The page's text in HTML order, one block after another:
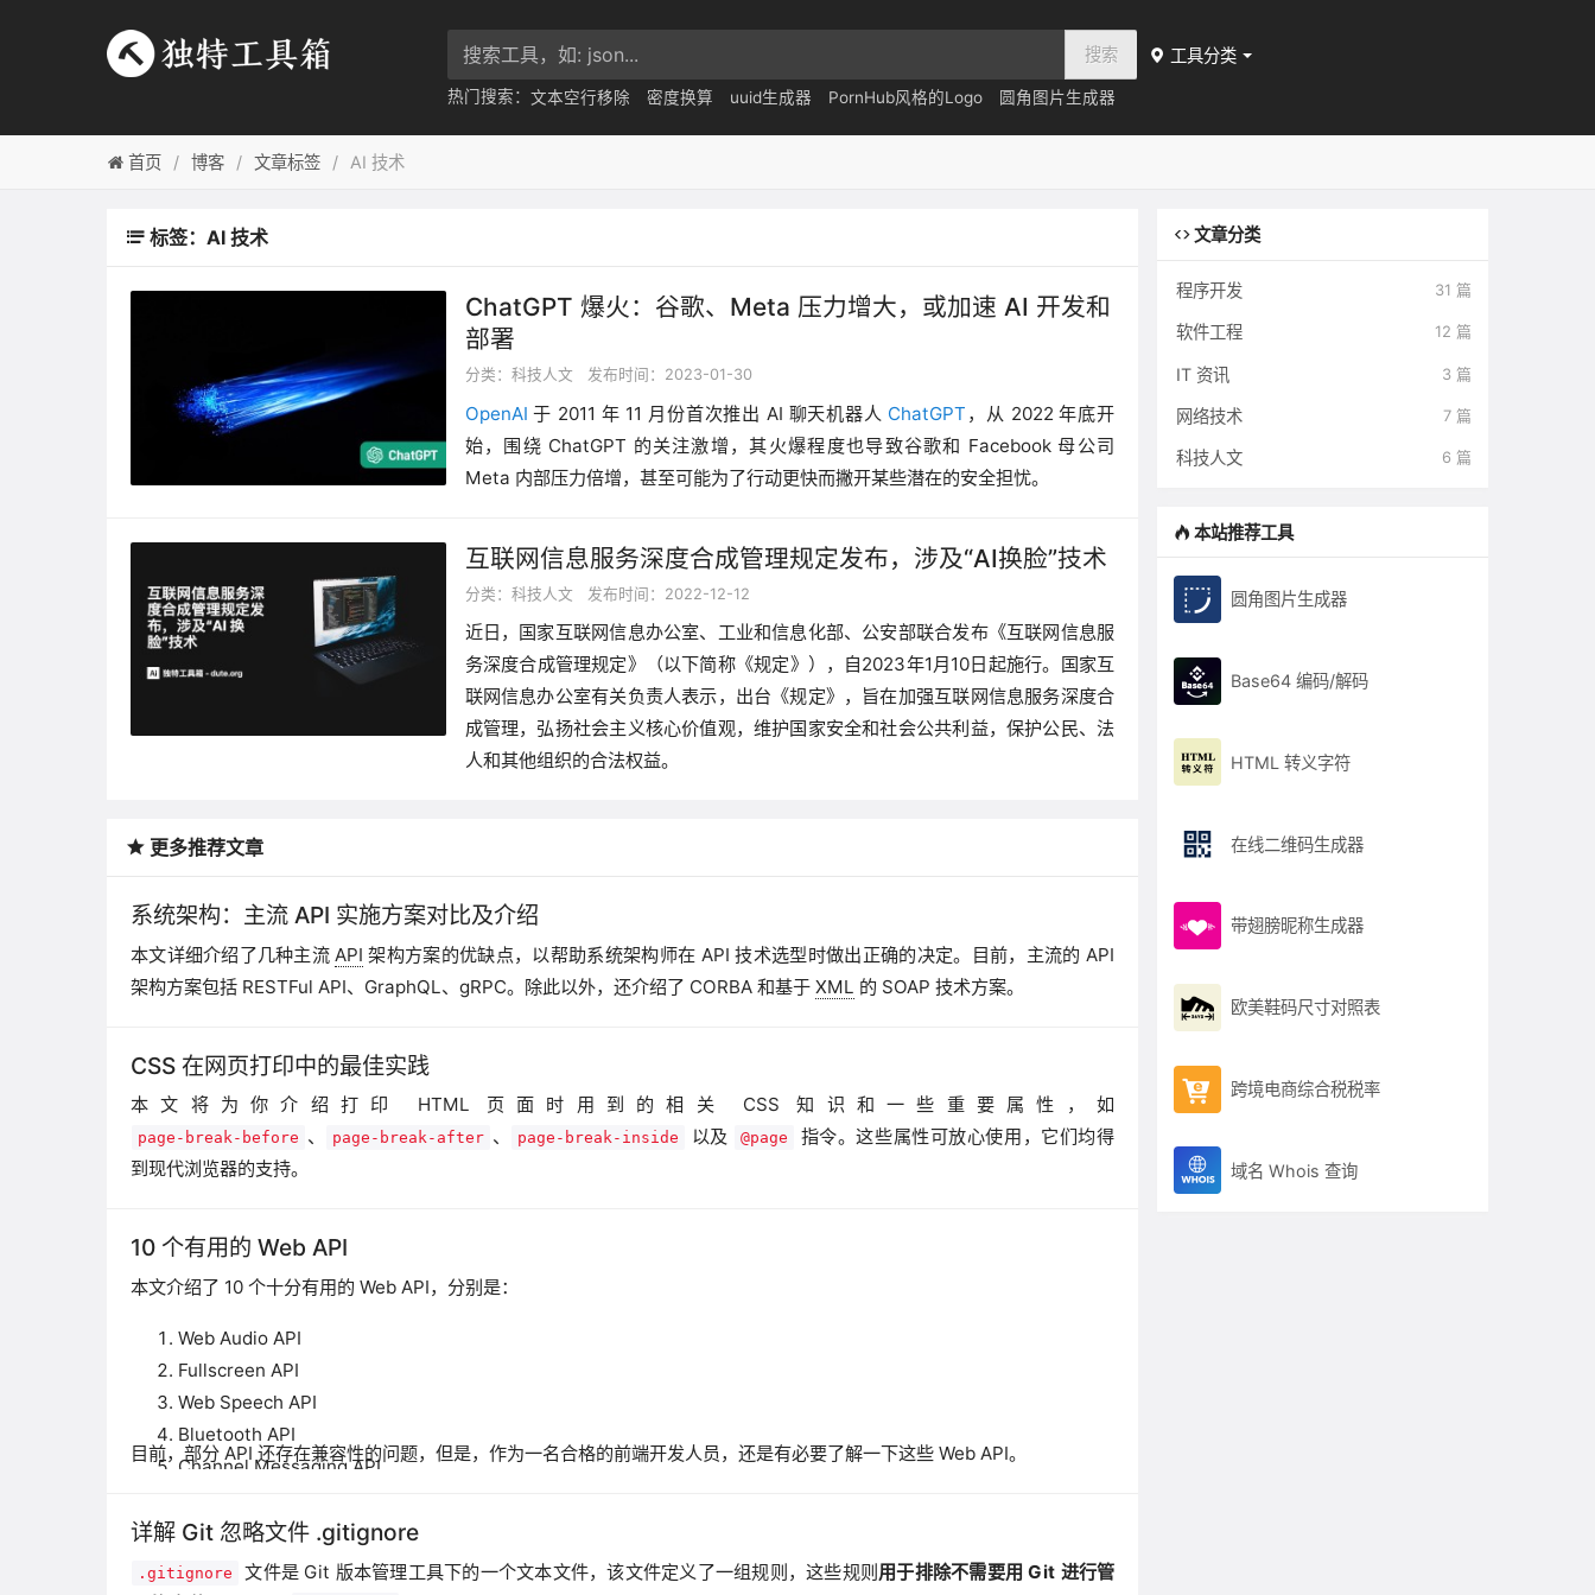
搜索
热门搜索： 文本空行移除 密度换算 uuid生成器 PornHub风格的Logo 圆角图片生成器
工具分类
首页 博客 文章标签 AI 技术
标签：AI 技术
ChatGPT 爆火：谷歌、Meta 压力增大，或加速 AI 开发和
部署
分类： 科技人文 发布时间：2023-01-30
OpenAI 于 2011 年 11 月份首次推出 AI 聊天机器人 ChatGPT ，从 2022 年底开
始，围绕 ChatGPT 的关注激增，其火爆程度也导致谷歌和 Facebook 母公司
Meta 内部压力倍增，甚至可能为了行动更快而撇开某些潜在的安全担忧。
互联网信息服务深度合成管理规定发布，涉及“AI换脸”技术
分类： 科技人文 发布时间：2022-12-12
近日，国家互联网信息办公室、工业和信息化部、公安部联合发布《互联网信息服
务深度合成管理规定》（以下简称《规定》），自2023年1月10日起施行。国家互
联网信息办公室有关负责人表示，出台《规定》，旨在加强互联网信息服务深度合
成管理，弘扬社会主义核心价值观，维护国家安全和社会公共利益，保护公民、法
人和其他组织的合法权益。
更多推荐文章
系统架构：主流 API 实施方案对比及介绍
本文详细介绍了几种主流 API 架构方案的优缺点，以帮助系统架构师在 API 技术选型时做出正确的决定。目前，主流的 API
架构方案包括 RESTFul API、GraphQL、gRPC。除此以外，还介绍了 CORBA 和基于 XML 的 SOAP 技术方案。
CSS 在网页打印中的最佳实践
本文将为你介绍打印 HTML 页面时用到的相关 CSS 知识和一些重要属性，如
page-break-before 、 page-break-after 、 page-break-inside 以及 @page
指令。这些属性可放心使用，它们均得
到现代浏览器的支持。
10 个有用的 Web API
本文介绍了 10 个十分有用的 Web API，分别是：
Web Audio API
Fullscreen API
Web Speech API
Bluetooth API
Channel Messaging API
Broadcast Channel API
Payment Request API
目前，部分 API 还存在兼容性的问题，但是，作为一名合格的前端开发人员，还是有必要了解一下这些 Web API。
详解 Git 忽略文件 .gitignore
.gitignore 文件是 Git 版本管理工具下的一个文本文件，该文件定义了一组规则，这些规则用于排除不需要用 Git 进行管
文章分类
程序开发 31 篇
软件工程 12 篇
IT 资讯 3 篇
网络技术 7 篇
科技人文 6 篇
本站推荐工具
圆角图片生成器
Base64 编码/解码
HTML 转义字符
在线二维码生成器
带翅膀昵称生成器
欧美鞋码尺寸对照表
跨境电商综合税税率
域名 Whois 查询